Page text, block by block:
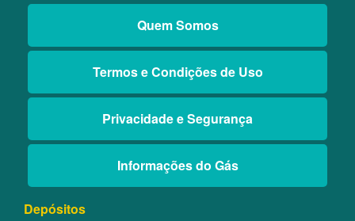
Quem Somos
Termos e Condições de Uso
Privacidade e Segurança
Informações do Gás
Depósitos